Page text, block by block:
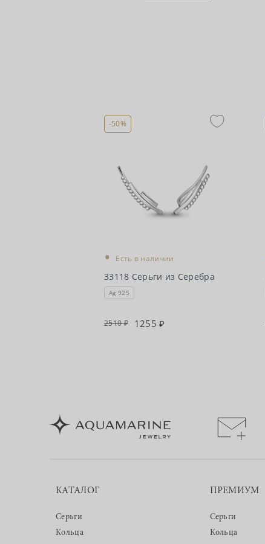
-50%
• Есть в наличии
33118 Серьги из Серебра
Ag 925
2510 1255
КАТАЛОГ
Серьги
Кольца
ПРЕМИУМ
Серьги
Кольца